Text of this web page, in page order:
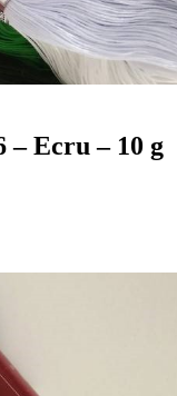
– Ecru – 10 g